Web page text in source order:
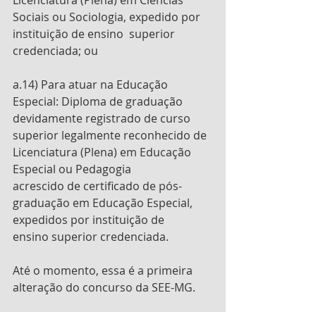
Sociais ou Sociologia, expedido por
instituição de ensino  superior
credenciada; ou
a.14) Para atuar na Educação
Especial: Diploma de graduação
devidamente registrado de curso
superior legalmente reconhecido de
Licenciatura (Plena) em Educação
Especial ou Pedagogia
acrescido de certificado de pós-
graduação em Educação Especial,
expedidos por instituição de
ensino superior credenciada.
Até o momento, essa é a primeira
alteração do concurso da SEE-MG.